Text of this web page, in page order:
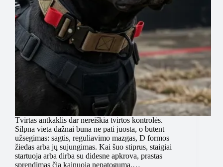
Tvirtas antkaklis dar nereiškia tvirtos kontrolės.
Silpna vieta dažnai būna ne pati juosta, o būtent
užsegimas: sagtis, reguliavimo mazgas, D formos
žiedas arba jų sujungimas. Kai šuo stiprus, staigiai
startuoja arba dirba su didesne apkrova, prastas
sprendimas čia kainuoja nepatogumą,…